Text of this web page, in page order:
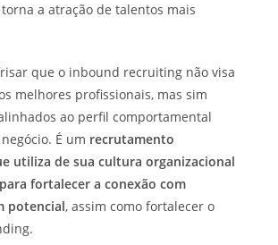
a atração de talentos mais
que o inbound recruiting não visa
melhores profissionais, mas sim
ao perfil comportamental
É um recrutamento
utiliza de sua cultura organizacional
fortalecer a conexão com
potencial, assim como fortalecer o